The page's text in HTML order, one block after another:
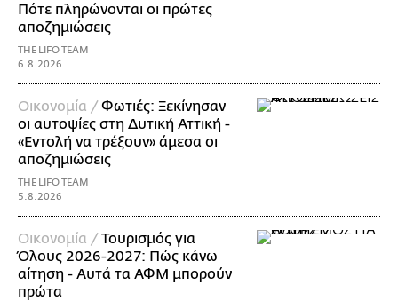
Πότε πληρώνονται οι πρώτες
αποζημιώσεις
THE LIFO TEAM
6.8.2026
Οικονομία /Φωτιές: Ξεκίνησαν
οι αυτοψίες στη Δυτική Αττική -
«Εντολή να τρέξουν» άμεσα οι
αποζημιώσεις
THE LIFO TEAM
5.8.2026
Οικονομία /Τουρισμός για
Όλους 2026-2027: Πώς κάνω
αίτηση - Αυτά τα ΑΦΜ μπορούν
πρώτα